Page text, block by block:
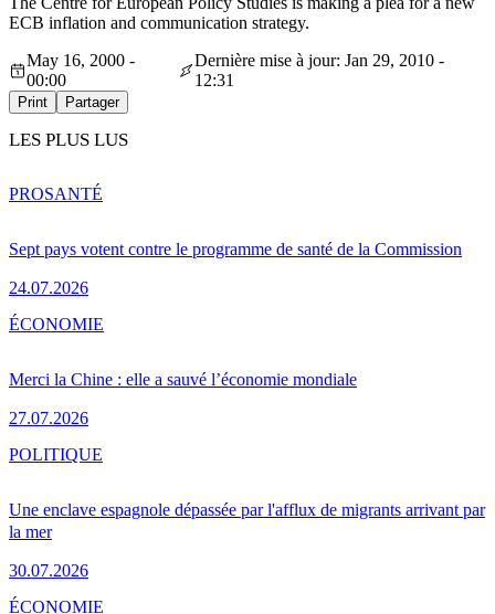
ECB inflation and communication strategy.
May 16, 2000 -
00:00
Dernière mise à jour: Jan 29, 2010 -
12:31
Print Partager
LES PLUS LUS
Sept pays votent contre le programme de santé de la Commission
24.07.2026
PROSANTÉ
Merci la Chine : elle a sauvé l’économie mondiale
27.07.2026
ÉCONOMIE
Une enclave espagnole dépassée par l'afflux de migrants arrivant par
la mer
30.07.2026
POLITIQUE
ÉCONOMIE